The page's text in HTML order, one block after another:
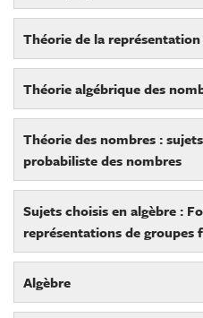
Théorie de la
Théorie algébrique des
Théorie des nombres :
probabiliste des nombres
Sujets choisis en algèbre :
représentations de groupes
Algèbre